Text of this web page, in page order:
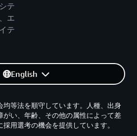
テ
エ
テ
English
均等法を順守しています。人種、出身
がい、年齢、その他の属性によって差
用選考の機会を提供しています。